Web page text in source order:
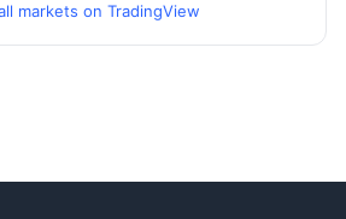
markets on TradingView